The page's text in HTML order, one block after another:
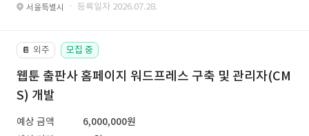
서울특별시 · 등록일자 2026.07.28.
📔 외주 모집 중
웹툰 출판사 홈페이지 워드프레스 구축 및 관리자(CM
S) 개발
예상 금액
6,000,000원